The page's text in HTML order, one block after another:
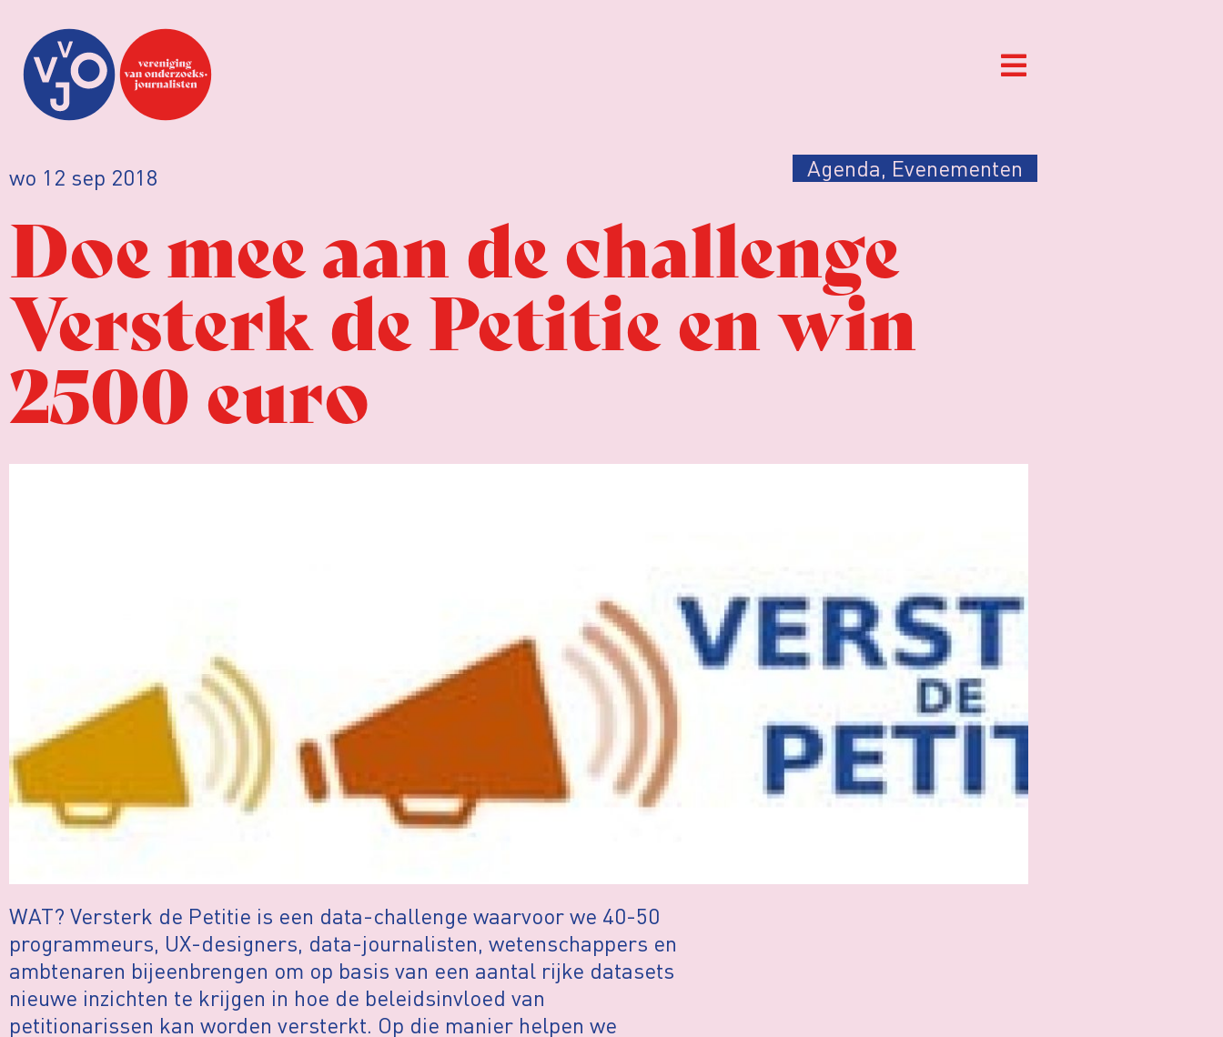
wo 12 sep 2018 Agenda, Evenementen
Doe mee aan de challenge
Versterk de Petitie en win
2500 euro
WAT? Versterk de Petitie is een data-challenge waarvoor we 40-50
programmeurs, UX-designers, data-journalisten, wetenschappers en
ambtenaren bijeenbrengen om op basis van een aantal rijke datasets
nieuwe inzichten te krijgen in hoe de beleidsinvloed van
petitionarissen kan worden versterkt. Op die manier helpen we